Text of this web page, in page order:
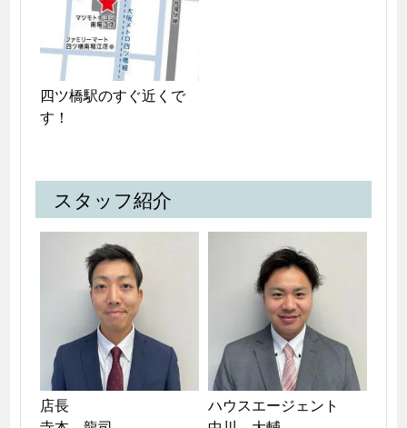
四ツ橋駅のすぐ近くで
す！
スタッフ紹介
店長
ハウスエージェント